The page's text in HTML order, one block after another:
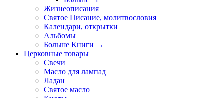
Жизнеописания
Святое Писание, молитвословия
Календари, открытки
Альбомы
Больше Книги →
Церковные товары
Свечи
Масло для лампад
Ладан
Святое масло